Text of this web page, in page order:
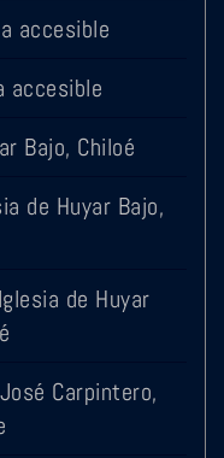
accesible
accesible
Bajo, Chiloé
de Huyar Bajo,
Iglesia de Huyar
Carpintero,